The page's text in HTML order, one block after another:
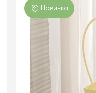
Новинка